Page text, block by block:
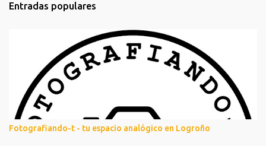
e
o
s
Entradas populares
Fotografiando-t - tu espacio analógico en Logroño